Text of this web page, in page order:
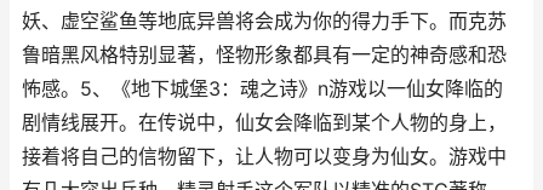
妖、虚空鲨鱼等地底异兽将会成为你的得力手下。而克苏
鲁暗黑风格特别显著，怪物形象都具有一定的神奇感和恐
怖感。5、《地下城堡3：魂之诗》n游戏以一仙女降临的
剧情线展开。在传说中，仙女会降临到某个人物的身上，
接着将自己的信物留下，让人物可以变身为仙女。游戏中